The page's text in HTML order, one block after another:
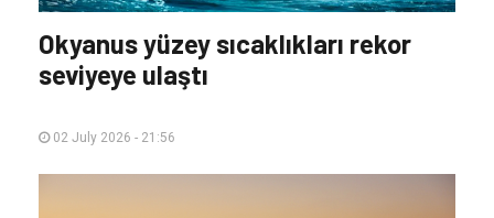
Okyanus yüzey sıcaklıkları rekor
seviyeye ulaştı
02 July 2026 - 21:56